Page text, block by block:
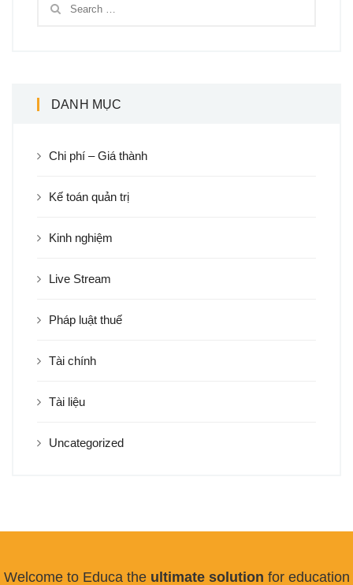
DANH MỤC
Chi phí – Giá thành
Kế toán quản trị
Kinh nghiệm
Live Stream
Pháp luật thuế
Tài chính
Tài liệu
Uncategorized
Welcome to Educa the ultimate solution for education